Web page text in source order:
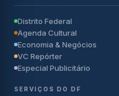
Distrito Federal
Agenda Cultural
Economia & Negócios
VC Repórter
Especial Publicitário
SERVIÇOS DO DF